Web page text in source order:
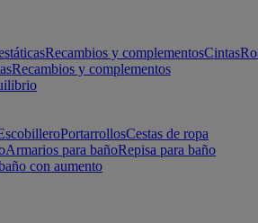
Recambios y complementosCintas
Recambios y complementos
PortarrollosCestas de ropa
Armarios para bañoRepisa para baño
con aumento